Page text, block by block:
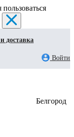
доставка
Войти
Белгород